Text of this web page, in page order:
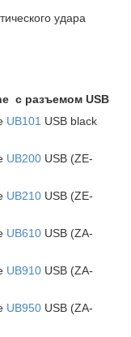
удара
с разъемом USB
UB101 USB black
UB200 USB (ZE-
UB210 USB (ZE-
UB610 USB (ZA-
UB910 USB (ZA-
UB950 USB (ZA-